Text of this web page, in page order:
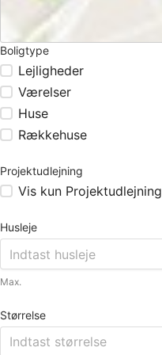
Boligtype
Lejligheder
Værelser
Huse
Rækkehuse
Projektudlejning
Vis kun Projektudlejning
Husleje
Max.
Størrelse